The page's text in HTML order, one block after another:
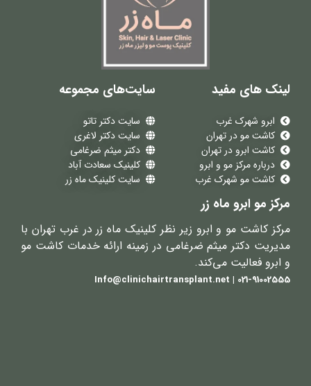
لینک های مفید
ابرو شهرک غرب
کاشت مو در تهران
کاشت ابرو در تهران
درباره مرکز مو و ابرو
کاشت مو شهرک غرب
سایت‌های مجموعه
سایت دکتر تاتو
سایت دکتر لاغری
دکتر میثم ضرغامی
کلینیک سعادت آباد
سایت کلینیک ماه زر
مرکز مو ابرو ماه زر
مرکز کاشت مو و ابرو زیر نظر کلینیک ماه زر در غرب تهران با
مدیریت دکتر میثم ضرغامی در زمینه ارائه خدمات کاشت مو
و ابرو فعالیت می‌کند.
021-91002555 | Info@clinichairtransplant.net